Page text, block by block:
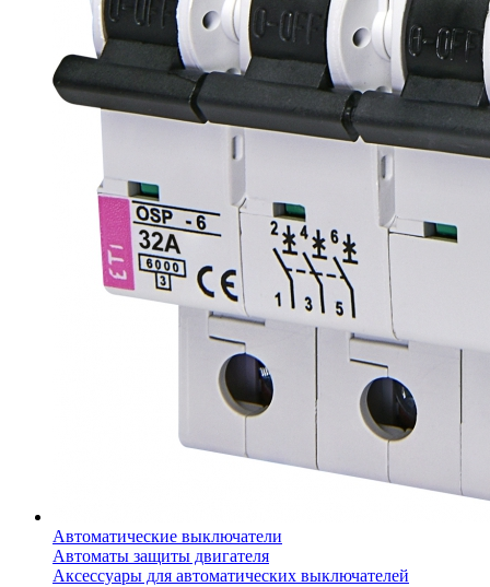
Автоматические выключатели
Автоматы защиты двигателя
Аксессуары для автоматических выключателей